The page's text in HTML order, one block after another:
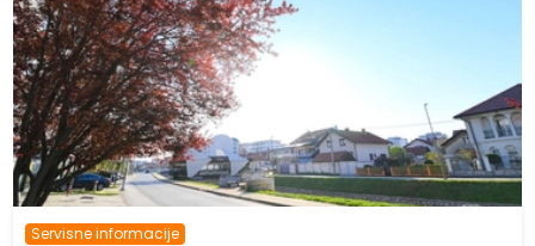
Servisne informacije